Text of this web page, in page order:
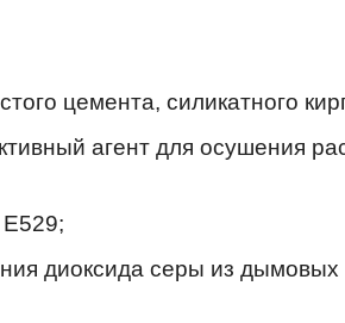
цемента, силикатного
агент для осушения
диоксида серы из дымовых